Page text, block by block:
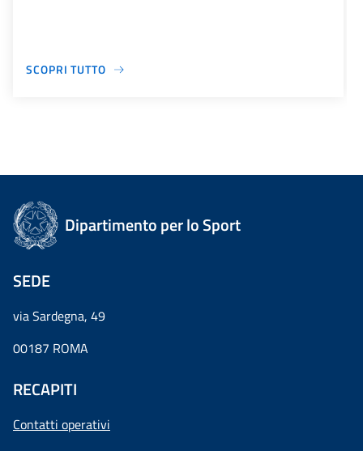
SCOPRI TUTTO
Dipartimento per lo Sport
SEDE
via Sardegna, 49
00187 ROMA
RECAPITI
Contatti operativi